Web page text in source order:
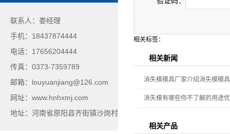
联系人：娄经理
手机：18437874444
电话：17656204444
传真：0373-7359789
邮箱：louyuanjiang@126.com
网址：www.hnhxmj.com
地址：河南省原阳县齐街镇沙岗村
相关标签：
相关新闻
消失模模具厂家介绍消失模模
消失模有哪些你不了解的用途
相关产品